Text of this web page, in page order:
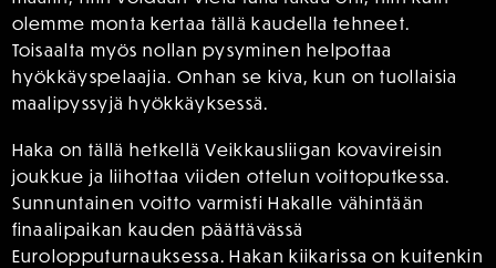
olemme monta kertaa tällä kaudella tehneet.
Toisaalta myös nollan pysyminen helpottaa
hyökkäyspelaajia. Onhan se kiva, kun on tuollaisia
maalipyssyjä hyökkäyksessä.
Haka on tällä hetkellä Veikkausliigan kovavireisin
joukkue ja liihottaa viiden ottelun voittoputkessa.
Sunnuntainen voitto varmisti Hakalle vähintään
finaalipaikan kauden päättävässä
Eurolopputurnauksessa. Hakan kiikarissa on kuitenkin